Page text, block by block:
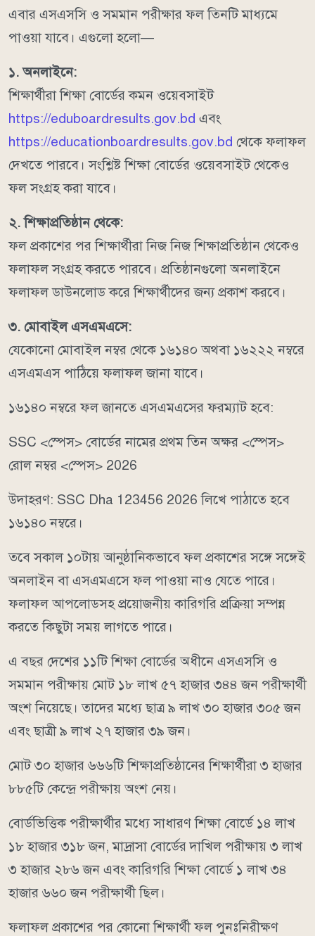
এবার এসএসসি ও সমমান পরীক্ষার ফল তিনটি মাধ্যমে
পাওয়া যাবে। এগুলো হলো—
১. অনলাইনে:
শিক্ষার্থীরা শিক্ষা বোর্ডের কমন ওয়েবসাইট
https://eduboardresults.gov.bd এবং
https://educationboardresults.gov.bd থেকে ফলাফল
দেখতে পারবে। সংশ্লিষ্ট শিক্ষা বোর্ডের ওয়েবসাইট থেকেও
ফল সংগ্রহ করা যাবে।
২. শিক্ষাপ্রতিষ্ঠান থেকে:
ফল প্রকাশের পর শিক্ষার্থীরা নিজ নিজ শিক্ষাপ্রতিষ্ঠান থেকেও
ফলাফল সংগ্রহ করতে পারবে। প্রতিষ্ঠানগুলো অনলাইনে
ফলাফল ডাউনলোড করে শিক্ষার্থীদের জন্য প্রকাশ করবে।
৩. মোবাইল এসএমএসে:
যেকোনো মোবাইল নম্বর থেকে ১৬১৪০ অথবা ১৬২২২ নম্বরে
এসএমএস পাঠিয়ে ফলাফল জানা যাবে।
১৬১৪০ নম্বরে ফল জানতে এসএমএসের ফরম্যাট হবে:
SSC <স্পেস> বোর্ডের নামের প্রথম তিন অক্ষর <স্পেস>
রোল নম্বর <স্পেস> 2026
উদাহরণ: SSC Dha 123456 2026 লিখে পাঠাতে হবে
১৬১৪০ নম্বরে।
তবে সকাল ১০টায় আনুষ্ঠানিকভাবে ফল প্রকাশের সঙ্গে সঙ্গেই
অনলাইন বা এসএমএসে ফল পাওয়া নাও যেতে পারে।
ফলাফল আপলোডসহ প্রয়োজনীয় কারিগরি প্রক্রিয়া সম্পন্ন
করতে কিছুটা সময় লাগতে পারে।
এ বছর দেশের ১১টি শিক্ষা বোর্ডের অধীনে এসএসসি ও
সমমান পরীক্ষায় মোট ১৮ লাখ ৫৭ হাজার ৩৪৪ জন পরীক্ষার্থী
অংশ নিয়েছে। তাদের মধ্যে ছাত্র ৯ লাখ ৩০ হাজার ৩০৫ জন
এবং ছাত্রী ৯ লাখ ২৭ হাজার ৩৯ জন।
মোট ৩০ হাজার ৬৬৬টি শিক্ষাপ্রতিষ্ঠানের শিক্ষার্থীরা ৩ হাজার
৮৮৫টি কেন্দ্রে পরীক্ষায় অংশ নেয়।
বোর্ডভিত্তিক পরীক্ষার্থীর মধ্যে সাধারণ শিক্ষা বোর্ডে ১৪ লাখ
১৮ হাজার ৩১৮ জন, মাদ্রাসা বোর্ডের দাখিল পরীক্ষায় ৩ লাখ
৩ হাজার ২৮৬ জন এবং কারিগরি শিক্ষা বোর্ডে ১ লাখ ৩৪
হাজার ৬৬০ জন পরীক্ষার্থী ছিল।
ফলাফল প্রকাশের পর কোনো শিক্ষার্থী ফল পুনঃনিরীক্ষণ